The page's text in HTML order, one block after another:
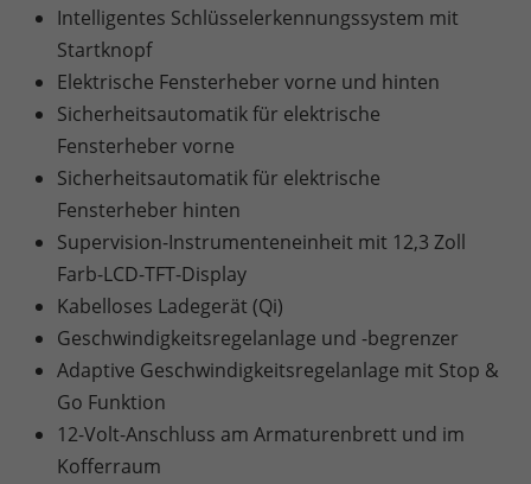
Intelligentes Schlüsselerkennungssystem mit
Startknopf
Elektrische Fensterheber vorne und hinten
Sicherheitsautomatik für elektrische
Fensterheber vorne
Sicherheitsautomatik für elektrische
Fensterheber hinten
Supervision-Instrumenteneinheit mit 12,3 Zoll
Farb-LCD-TFT-Display
Kabelloses Ladegerät (Qi)
Geschwindigkeitsregelanlage und -begrenzer
Adaptive Geschwindigkeitsregelanlage mit Stop &
Go Funktion
12-Volt-Anschluss am Armaturenbrett und im
Kofferraum